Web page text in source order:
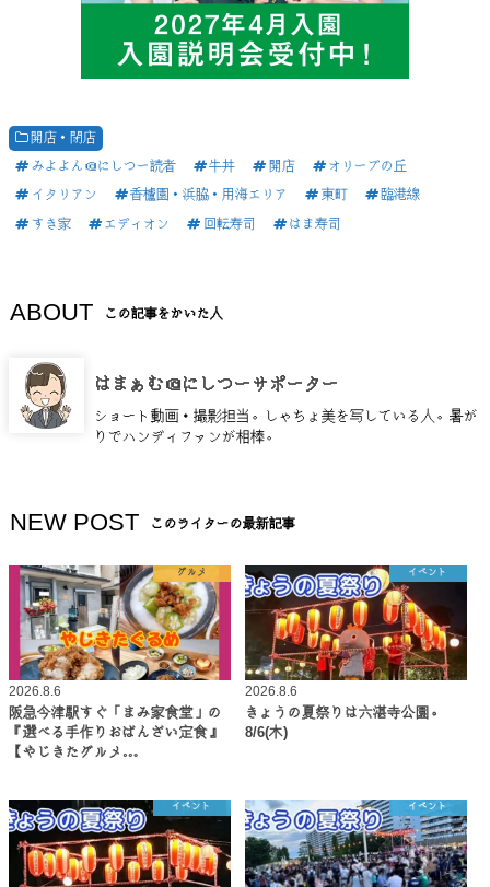
開店・閉店
みよよん＠にしつー読者
牛丼 開店
オリーブの丘
イタリアン
香櫨園・浜脇・用海エリア 東町
臨港線
すき家
エディオン 回転寿司 はま寿司
ABOUT この記事をかいた人
はまぁむ＠にしつーサポーター
ショート動画・撮影担当。しゃちょ美を写している人。暑が
りでハンディファンが相棒。
NEW POST このライターの最新記事
グルメ
2026.8.6
阪急今津駅すぐ「まみ家食堂」の
『選べる手作りおばんざい定食』
【やじきたグルメ…
イベント
2026.8.6
きょうの夏祭りは六湛寺公園。
8/6(木)
イベント イベント